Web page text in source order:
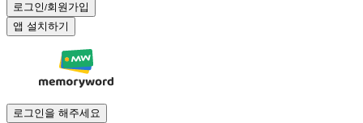
로그인/회원가입
앱 설치하기
로그인을 해주세요